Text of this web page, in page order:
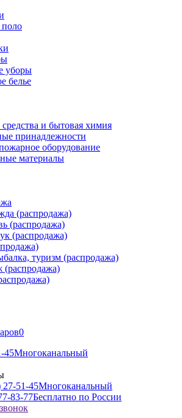
уборы
белье
и бытовая химия
принадлежности
оборудование
материалы
(распродажа)
(распродажа)
(распродажа)
туризм (распродажа)
(распродажа)
0
45Многоканальный
27-51-45Многоканальный
83-77Бесплатно по России